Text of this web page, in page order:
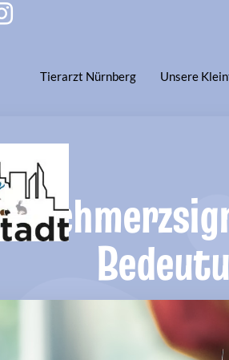
Tierarzt Nürnberg Unsere